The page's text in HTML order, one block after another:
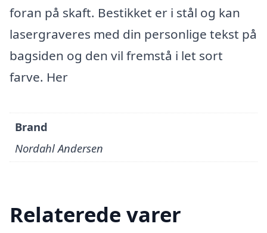
foran på skaft. Bestikket er i stål og kan
lasergraveres med din personlige tekst på
bagsiden og den vil fremstå i let sort
farve. Her
Brand
Nordahl Andersen
Relaterede varer